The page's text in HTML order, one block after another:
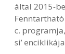
által 2015-
c.
si’